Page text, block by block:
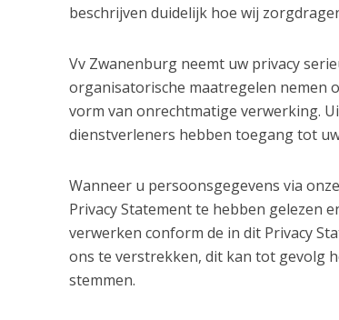
beschrijven duidelijk hoe wij
Vv Zwanenburg neemt uw privacy
organisatorische maatregelen nemen
vorm van onrechtmatige verwerking.
dienstverleners hebben toegang tot
Wanneer u persoonsgegevens via
Privacy Statement te hebben gelezen
verwerken conform de in dit Privacy
ons te verstrekken, dit kan tot gevolg
stemmen.